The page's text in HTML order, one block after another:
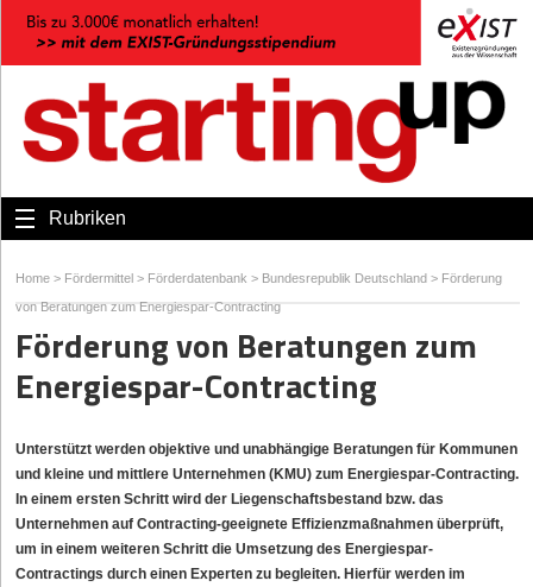
Rubriken
Home > Fördermittel > Förderdatenbank > Bundesrepublik Deutschland > Förderung
von Beratungen zum Energiespar-Contracting
Förderung von Beratungen zum
Energiespar-Contracting
Unterstützt werden objektive und unabhängige Beratungen für Kommunen
und kleine und mittlere Unternehmen (KMU) zum Energiespar-Contracting.
In einem ersten Schritt wird der Liegenschaftsbestand bzw. das
Unternehmen auf Contracting-geeignete Effizienzmaßnahmen überprüft,
um in einem weiteren Schritt die Umsetzung des Energiespar-
Contractings durch einen Experten zu begleiten. Hierfür werden im